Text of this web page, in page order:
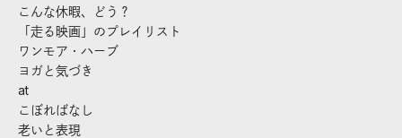
こんな休暇、どう？
「走る映画」のプレイリスト
ワンモア・ハーブ
ヨガと気づき
at
こぼればなし
老いと表現